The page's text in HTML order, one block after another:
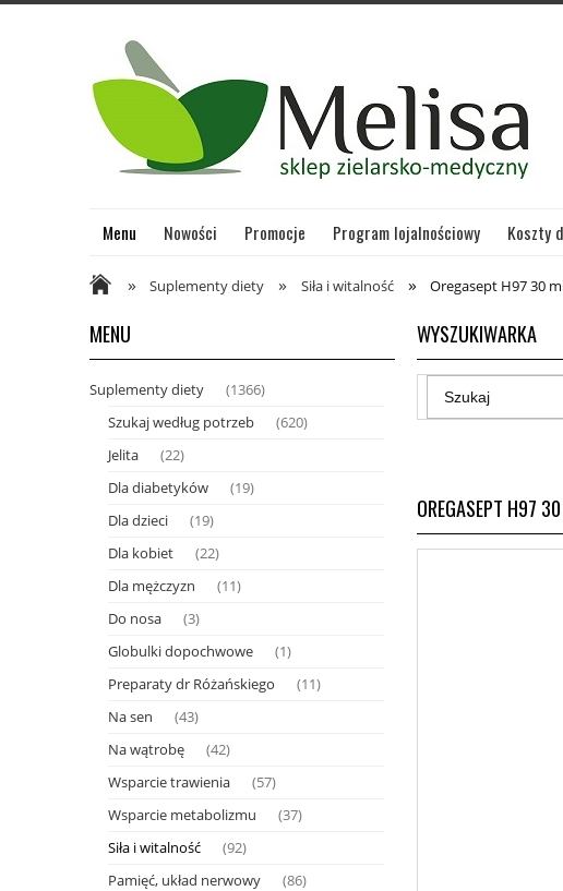
Menu Nowości Promocje Program lojalnościowy Koszty
» Suplementy diety » Siła i witalność » Oregasept H97 30
MENU
Suplementy diety (1366)
Szukaj według potrzeb (620)
Jelita (22)
Dla diabetyków (19)
Dla dzieci (19)
Dla kobiet (22)
Dla mężczyzn (11)
Do nosa (3)
Globulki dopochwowe (1)
Preparaty dr Różańskiego (11)
Na sen (43)
Na wątrobę (42)
Wsparcie trawienia (57)
Wsparcie metabolizmu (37)
Siła i witalność (92)
Pamięć, układ nerwowy (86)
WYSZUKIWARKA
OREGASEPT H97